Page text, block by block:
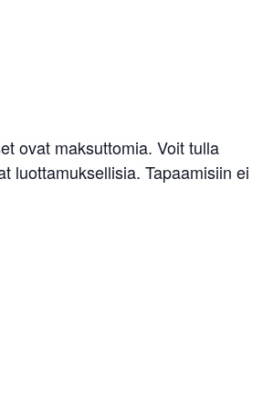
ovat maksuttomia. Voit tulla
luottamuksellisia. Tapaamisiin ei